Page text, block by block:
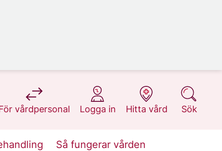
vårdpersonal
på 1177.se
Logga in
på 1177.se
Hitta vård
på 1177.se
Sök
på 1177.se
Så fungerar vården